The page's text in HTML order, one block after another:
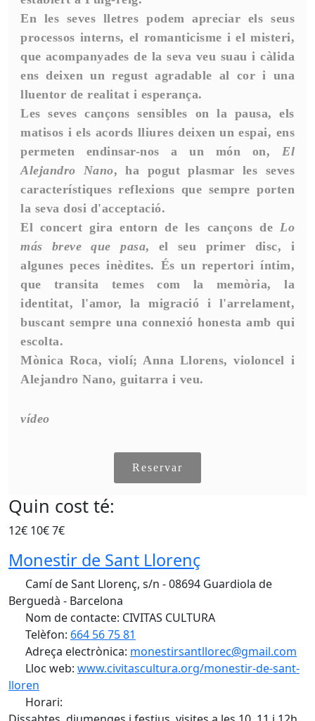
En les seves lletres podem apreciar els seus
processos interns, el romanticisme i el misteri,
que acompanyades de la seva veu suau i càlida
ens deixen un regust agradable al cor i una
lluentor de realitat i esperança.
Les seves cançons sensibles on la pausa, els
matisos i els acords lliures deixen un espai, ens
permeten endinsar-nos a un món on, El
Alejandro Nano, ha pogut plasmar les seves
característiques reflexions que sempre porten
la seva dosi d'acceptació.
El concert gira entorn de les cançons de Lo
más breve que pasa, el seu primer disc, i
algunes peces inèdites. És un repertori íntim,
que transita temes com la memòria, la
identitat, l'amor, la migració i l'arrelament,
buscant sempre una connexió honesta amb qui
escolta.
Mònica Roca, violí; Anna Llorens, violoncel i
Alejandro Nano, guitarra i veu.
vídeo
Reservar
Quin cost té:
12€ 10€ 7€
Monestir de Sant Llorenç
Camí de Sant Llorenç, s/n - 08694 Guardiola de
Berguedà - Barcelona
Nom de contacte: CIVITAS CULTURA
Telèfon: 664 56 75 81
Adreça electrònica: monestirsantllorec@gmail.com
Lloc web: www.civitascultura.org/monestir-de-sant-
lloren
Horari: